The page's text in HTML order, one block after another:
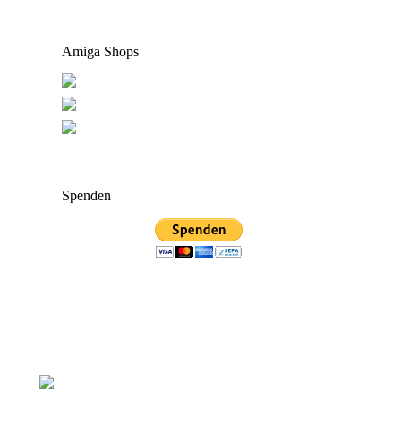
Amiga Shops
Spenden